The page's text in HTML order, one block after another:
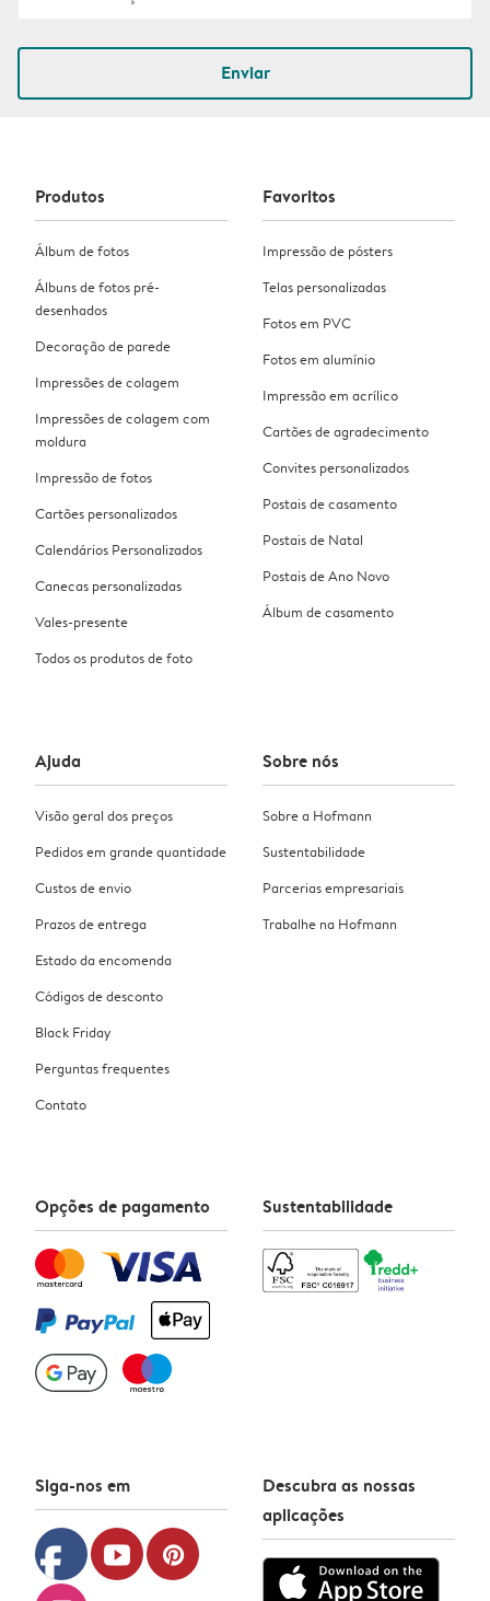
Enviar
Produtos
Álbum de fotos
Álbuns de fotos pré-
desenhados
Decoração de parede
Impressões de colagem
Impressões de colagem com
moldura
Impressão de fotos
Cartões personalizados
Calendários Personalizados
Canecas personalizadas
Vales-presente
Todos os produtos de foto
Favoritos
Impressão de pósters
Telas personalizadas
Fotos em PVC
Fotos em alumínio
Impressão em acrílico
Cartões de agradecimento
Convites personalizados
Postais de casamento
Postais de Natal
Postais de Ano Novo
Álbum de casamento
Ajuda
Visão geral dos preços
Pedidos em grande quantidade
Custos de envio
Prazos de entrega
Estado da encomenda
Códigos de desconto
Black Friday
Perguntas frequentes
Contato
Sobre nós
Sobre a Hofmann
Sustentabilidade
Parcerias empresariais
Trabalhe na Hofmann
Opções de pagamento Sustentabilidade
Siga-nos em
facebook youtube pinterest
Descubra as nossas
aplicações